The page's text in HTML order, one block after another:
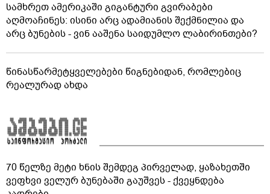
სამხრეთ ამერიკაში გიგანტური გვირაბები
აღმოაჩინეს: ისინი არც ადამიანის შექმნილია და
არც ბუნების - ვინ ააშენა საიდუმლო ლაბირინთები?
წინასწარმეტყველებები წიგნებიდან, რომლებიც
რეალურად ახდა
70 წელზე მეტი ხნის შემდეგ პირველად, ყაზახეთში
ვეფხვი ველურ ბუნებაში გაუშვეს - ქვეყნდება